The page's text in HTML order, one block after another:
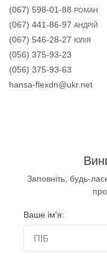
(067) 598-01-88 РОМАН
(067) 441-86-97 АНДРІЙ
(067) 546-28-27 ЮЛІЯ
(056) 375-93-23
(056) 375-93-63
hansa-flexdn@ukr.net
Заповніть, будь-
Ваше ім'я: